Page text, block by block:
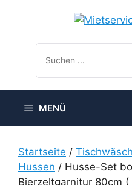
MENÜ
Startseite /
Hussen / Husse-Set
Bierzeltgarnitur 80cm